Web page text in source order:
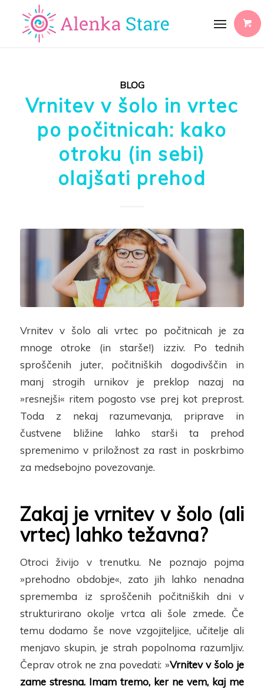
BLOG
Vrnitev v šolo in vrtec
po počitnicah: kako
otroku (in sebi)
olajšati prehod
Vrnitev v šolo ali vrtec po počitnicah je za
mnoge otroke (in starše!) izziv. Po tednih
sproščenih juter, počitniških dogodivščin in
manj strogih urnikov je preklop nazaj na
»resnejši« ritem pogosto vse prej kot preprost.
Toda z nekaj razumevanja, priprave in
čustvene bližine lahko starši ta prehod
spremenimo v priložnost za rast in poskrbimo
za medsebojno povezovanje.
Zakaj je vrnitev v šolo (ali
vrtec) lahko težavna?
Otroci živijo v trenutku. Ne poznajo pojma
»prehodno obdobje«, zato jih lahko nenadna
sprememba iz sproščenih počitniških dni v
strukturirano okolje vrtca ali šole zmede. Če
temu dodamo še nove vzgojiteljice, učitelje ali
menjavo skupin, je strah popolnoma razumljiv.
Čeprav otrok ne zna povedati: »Vrnitev v šolo je
zame stresna. Imam tremo, ker ne vem, kaj me